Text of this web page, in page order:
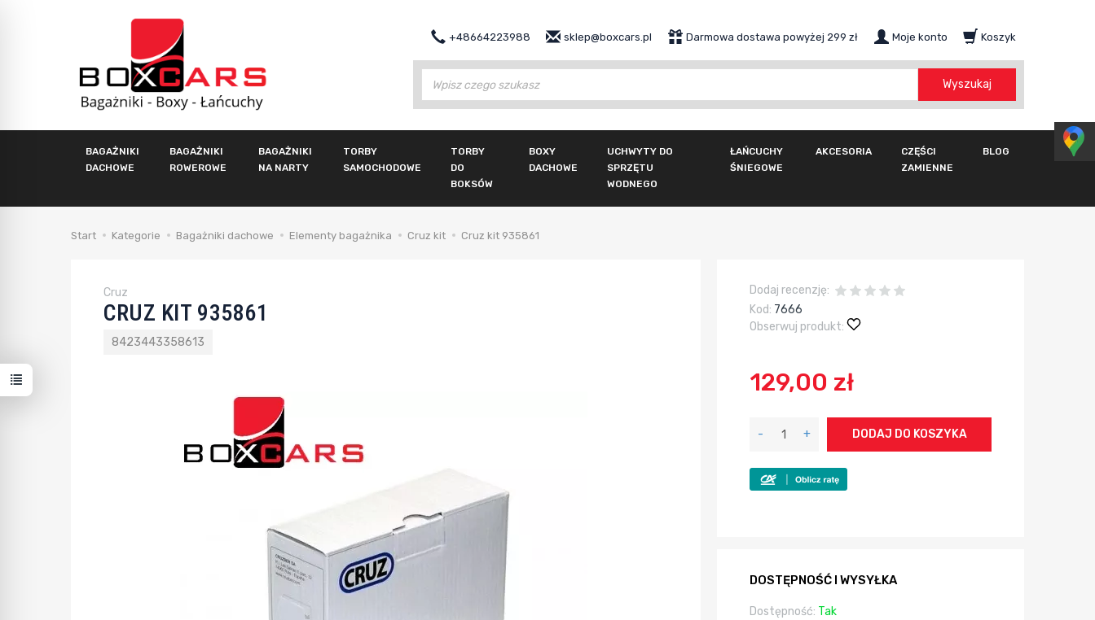
+48664223988 Darmowa dostawa powyżej 299 zł
sklep@boxcars.pl Moje konto Koszyk
Wyszukaj
BAGAŻNIKI
DACHOWE
BAGAŻNIKI
ROWEROWE
BAGAŻNIKI
NA NARTY
TORBY
SAMOCHODOWE
TORBY
DO
BOKSÓW
BOXY
DACHOWE
UCHWYTY DO
SPRZĘTU
WODNEGO
ŁAŃCUCHY
ŚNIEGOWE
AKCESORIA
CZĘŚCI
ZAMIENNE
BLOG
Start Kategorie Bagażniki dachowe Elementy bagażnika Cruz kit Cruz kit 935861
Cruz
CRUZ KIT 935861
8423443358613
Dodaj recenzję:
Kod: 7666
Obserwuj produkt:
129,00 zł
- + DODAJ DO KOSZYKA
DOSTĘPNOŚĆ I WYSYŁKA
Dostępność: Tak